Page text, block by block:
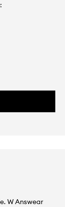
W Answear